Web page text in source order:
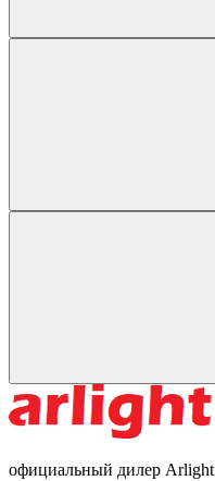
официальный дилер Arlight